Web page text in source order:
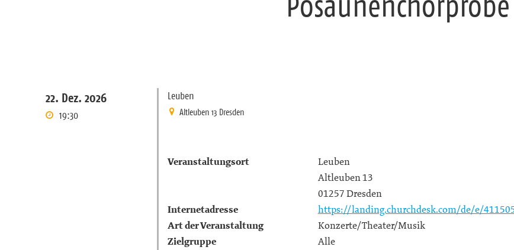
22. Dez. 2026
19:30
Leuben
Altleuben 13 Dresden
Veranstaltungsort
Leuben
Altleuben 13
01257 Dresden
Internetadresse https://landing.churchdesk.com/de/e/
Art der Veranstaltung Konzerte/Theater/Musik
Zielgruppe Alle